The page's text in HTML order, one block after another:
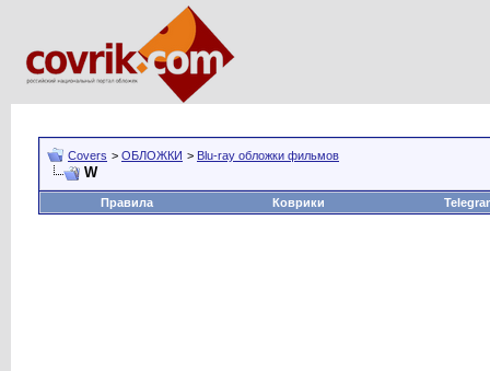
Covers > ОБЛОЖКИ > Blu-ray обложки фильмов
W
Правила Коврики